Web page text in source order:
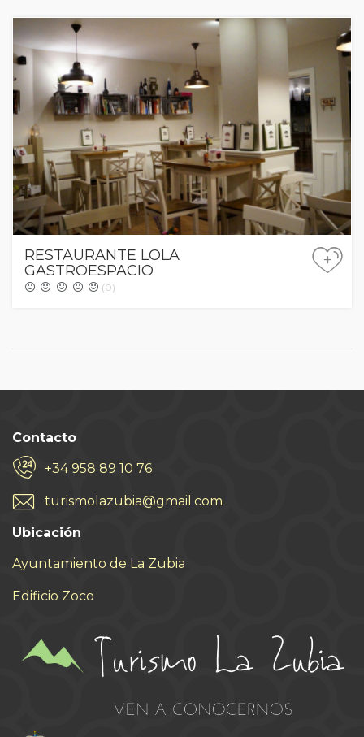
RESTAURANTE LOLA
GASTROESPACIO
(0)
+
Contacto
+34 958 89 10 76
turismolazubia@gmail.com
Ubicación
Ayuntamiento de La Zubia
Edificio Zoco